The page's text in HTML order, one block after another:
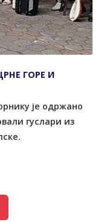
ГОРЕ И
је одржано
гуслари из